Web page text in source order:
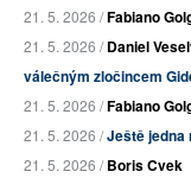
21. 5. 2026 /Fabiano
21. 5. 2026 /Daniel
válečným zločincem
21. 5. 2026 /Fabiano
21. 5. 2026 /Ještě jedna
21. 5. 2026 /Boris Cvek